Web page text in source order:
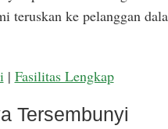
teruskan ke pelanggan
| Fasilitas Lengkap
Tersembunyi